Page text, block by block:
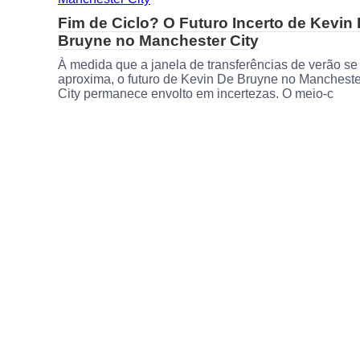
Fim de Ciclo? O Futuro Incerto de Kevin
Bruyne no Manchester City
À medida que a janela de transferências de verão se
aproxima, o futuro de Kevin De Bruyne no
City permanece envolto em incertezas. O meio-c